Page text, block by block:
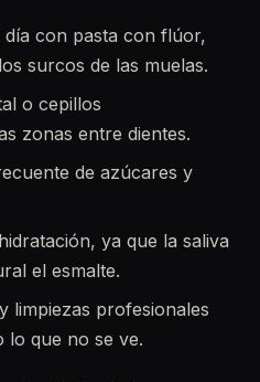
día con pasta con flúor,
surcos de las muelas.
o cepillos
zonas entre dientes.
de azúcares y
ya que la saliva
el esmalte.
limpiezas profesionales
lo que no se ve.